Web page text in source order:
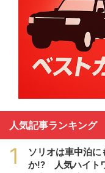
人気記事ランキング
1
ソリオは車中泊に
か!? 人気ハイト